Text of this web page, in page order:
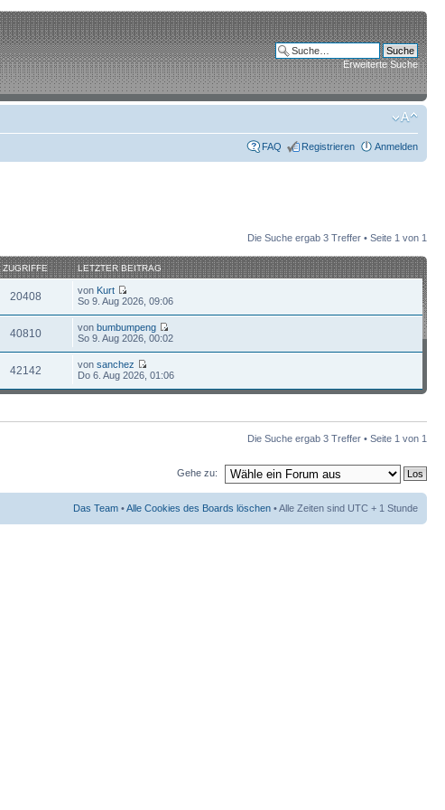
Erweiterte Suche
FAQ Registrieren Anmelden
Die Suche ergab 3 Treffer • Seite 1 von 1
ZUGRIFFE LETZTER BEITRAG
20408 von Kurt
So 9. Aug 2026, 09:06
40810 vonbumbumpeng
So 9. Aug 2026, 00:02
42142 vonsanchez
Do 6. Aug 2026, 01:06
Die Suche ergab 3 Treffer • Seite 1 von 1
Gehe zu:
Das Team •Alle Cookies des Boards löschen • Alle Zeiten sind UTC + 1 Stunde